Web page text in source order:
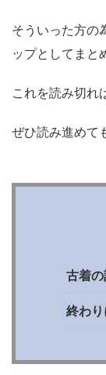
そういった方の
ップとしてまと
これを読み切れ
ぜひ読み進めて
古着
終わり